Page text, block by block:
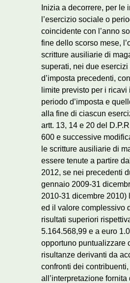
Inizia a decorrere, per le
l’esercizio sociale o
coincidente con l’anno
fine dello scorso mese,
scritture ausiliarie di
superati, nei due
d’imposta precedenti,
limite previsto per i
periodo d’imposta e
alla fine di ciascun
artt. 13, 14 e 20 del
600 e successive
le scritture ausiliarie di
essere tenute a partire
2012, se nei precedenti
gennaio 2009-31
2010-31 dicembre 2010)
ed il valore complessivo
risultati superiori
5.164.568,99 e a euro
opportuno puntualizzare
risultanze derivanti da
confronti dei
all’interpretazione